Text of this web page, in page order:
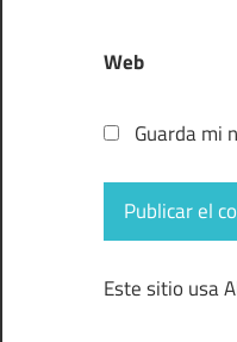
Web
Guarda mi
Este sitio usa